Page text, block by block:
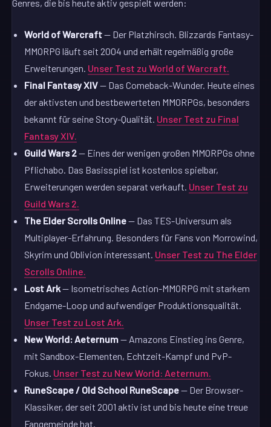
Genres, die bis heute aktiv gespielt werden:
World of Warcraft— Der Platzhirsch. Blizzards Fantasy-
MMORPG läuft seit 2004 und erhält regelmäßig große
Erweiterungen. Unser Test zu World of Warcraft.
Final Fantasy XIV— Das Comeback-Wunder. Heute eines
der aktivsten und bestbewerteten MMORPGs, besonders
bekannt für seine Story-Qualität. Unser Test zu Final
Fantasy XIV.
Guild Wars 2— Eines der wenigen großen MMORPGs ohne
Pflichabo. Das Basisspiel ist kostenlos spielbar,
Erweiterungen werden separat verkauft. Unser Test zu
Guild Wars 2.
The Elder Scrolls Online— Das TES-Universum als
Multiplayer-Erfahrung. Besonders für Fans von Morrowind,
Skyrim und Oblivion interessant. Unser Test zu The Elder
Scrolls Online.
Lost Ark— Isometrisches Action-MMORPG mit starkem
Endgame-Loop und aufwendiger Produktionsqualität.
Unser Test zu Lost Ark.
New World: Aeternum— Amazons Einstieg ins Genre,
mit Sandbox-Elementen, Echtzeit-Kampf und PvP-
Fokus. Unser Test zu New World: Aeternum.
RuneScape / Old School RuneScape— Der Browser-
Klassiker, der seit 2001 aktiv ist und bis heute eine treue
Fangemeinde hat.